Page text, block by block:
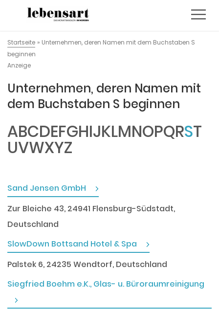
Startseite » Unternehmen, deren Namen mit dem Buchstaben S
beginnen
Anzeige
Unternehmen, deren Namen mit
dem Buchstaben S beginnen
ABCDEFGHIJKLMNOPQRST
UVWXYZ
Sand Jensen GmbH
Zur Bleiche 43, 24941 Flensburg-Südstadt,
Deutschland
SlowDown Bottsand Hotel & Spa
Palstek 6, 24235 Wendtorf, Deutschland
Siegfried Boehm e.K., Glas- u. Büroraumreinigung